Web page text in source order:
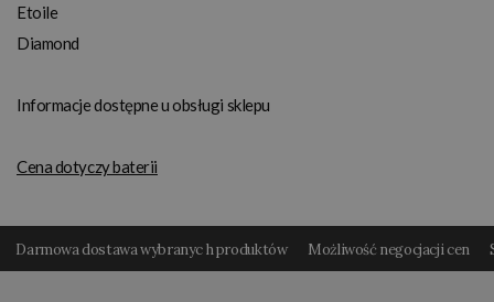
Etoile
Diamond
Informacje dostępne u obsługi sklepu
Cena dotyczy baterii
Darmowa dostawa wybranyc h produktów Możliwość negocjacji cen